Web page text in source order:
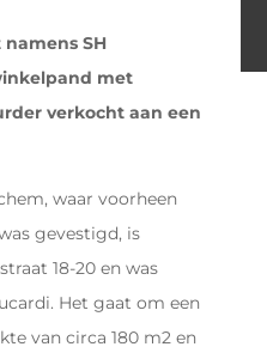
SH
met
verkocht aan een
waar voorheen
gevestigd, is
18-20 en was
Het gaat om een
van circa 180 m2 en